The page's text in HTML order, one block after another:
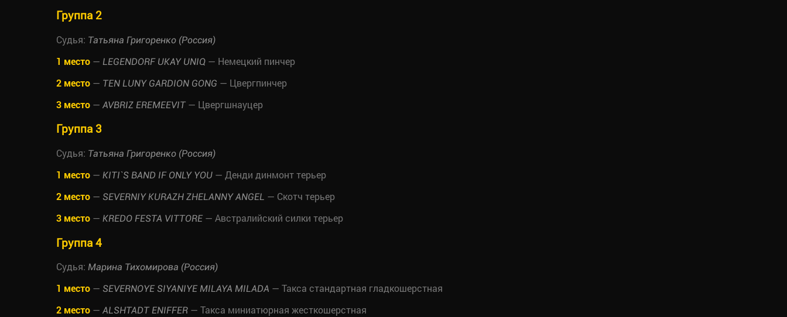
Группа 2
Судья: Татьяна Григоренко (Россия)
1 место — LEGENDORF UKAY UNIQ — Немецкий пинчер
2 место — TEN LUNY GARDION GONG — Цвергпинчер
3 место — AVBRIZ EREMEEVIT— Цвергшнауцер
Группа 3
Судья: Татьяна Григоренко (Россия)
1 место — KITI`S BAND IF ONLY YOU — Денди динмонт терьер
2 место — SEVERNIY KURAZH ZHELANNY ANGEL — Скотч терьер
3 место — KREDO FESTA VITTORE — Австралийский силки терьер
Группа 4
Судья: Марина Тихомирова (Россия)
1 место — SEVERNOYE SIYANIYE MILAYA MILADA — Такса стандартная гладкошерстная
2 место — ALSHTADT ENIFFER — Такса миниатюрная жесткошерстная